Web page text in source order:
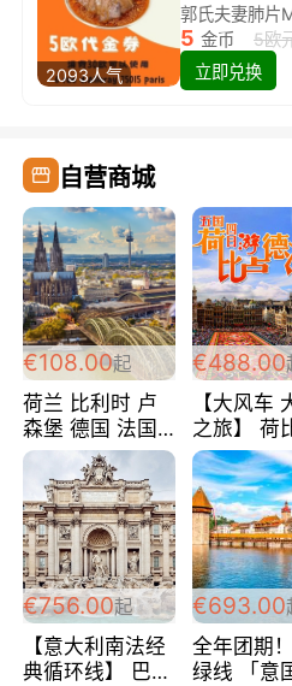
2093人气
5 金币
5欧
立即兑换
自营商城
€108.00起
荷兰 比利时 卢
森堡 德国 法国
超爽玩遍西欧 循
环线 全程四星宾
馆 108欧/人/天
€488.00
【大风车
之旅】 荷
法 巴黎上
典五国四
488欧/人
€756.00起
【意大利南法经
典循环线】 巴黎
€693.00
全年团期
绿线 「意